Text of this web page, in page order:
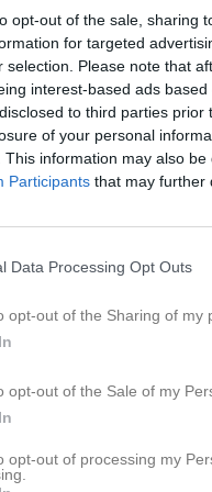
opt-out of the sale, sharing
for targeted
selection. Please note that
interest-based ads
to third parties
of your personal
This information may also
Participants that may further
Data Processing Opt Outs
opt-out of the Sharing of my
opt-out of the Sale of my
opt-out of processing my
Lagnyheter
V.8 mellan 17-18 Februari håller Rising stars träningar i bollen, ni som är intresserade är välkomna att fylla i formuläret nedan. Det är först till kvarn som gäller så va på hugget!
Ännu en tuff match mot ett välspelande Malbas. Ystad gör en bra laginsats idag med tyvärr räckte detta inte hela vägen.
Tuff match med ett fysiskt större och starkare Lobas. Lobas hade ett väldigt samspelt försvar som Ystad hade svårt att få hål på. Få spelare på bänken i Ystad gjorde att batterierna inte höll hela vägen för ystad. Ystad gör en riktig kämpainsats idag.